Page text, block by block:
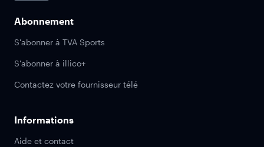
Abonnement
S'abonner à TVA Sports
S'abonner à illico+
Contactez votre fournisseur télé
Informations
Aide et contact